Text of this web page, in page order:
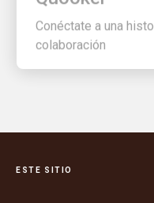
Conéctate a una
colaboración
ESTE SITIO